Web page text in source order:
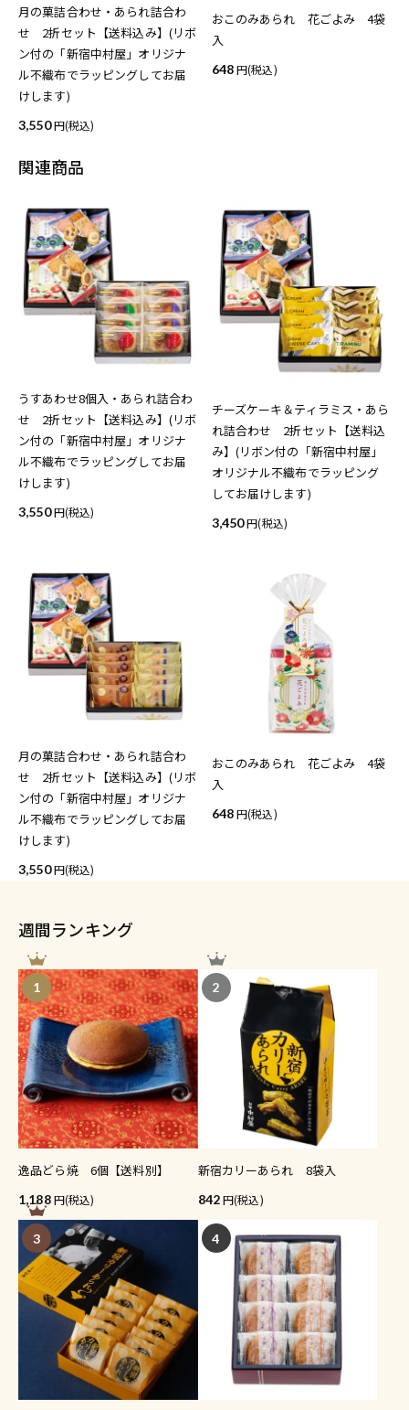
月の菓詰合わせ・あられ詰合わ
せ 2折セット【送料込み】(リボ
ン付の「新宿中村屋」オリジナ
ル不織布でラッピングしてお届
けします)
3,550 (税込)
おこのみあられ 花ごよみ 4袋
入
648 (税込)
関連商品
うすあわせ8個入・あられ詰合わ
せ 2折セット【送料込み】(リボ
ン付の「新宿中村屋」オリジナ
ル不織布でラッピングしてお届
けします)
3,550 (税込)
チーズケーキ＆ティラミス・あら
れ詰合わせ 2折セット【送料込
み】(リボン付の「新宿中村屋」
オリジナル不織布でラッピング
してお届けします)
3,450 (税込)
月の菓詰合わせ・あられ詰合わ
せ 2折セット【送料込み】(リボ
ン付の「新宿中村屋」オリジナ
ル不織布でラッピングしてお届
けします)
3,550 (税込)
おこのみあられ 花ごよみ 4袋
入
648 (税込)
週間ランキング
1
逸品どら焼 6個【送料別】
1,188 (税込)
2
新宿カリーあられ 8袋入
842 (税込)
3 4